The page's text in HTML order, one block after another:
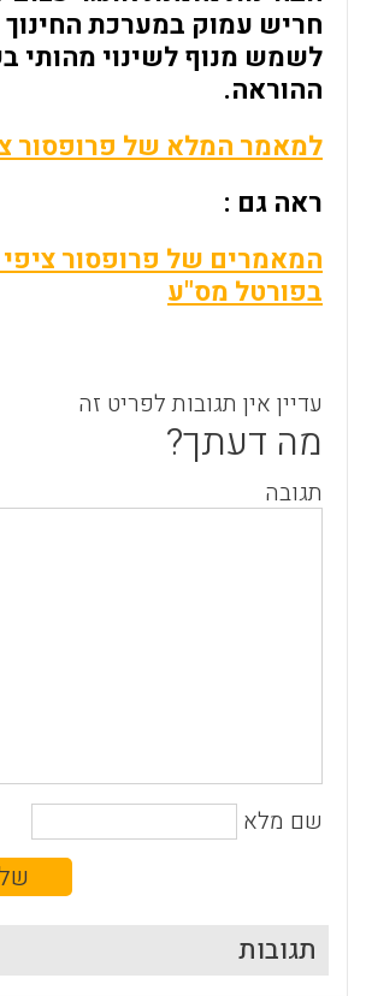
חריש עמוק במערכת החינוך
לשמש מנוף לשינוי מהותי
ההוראה.
למאמר המלא של פרופסור
ראה גם :
המאמרים של פרופסור ציפי
בפורטל מס"ע
עדיין אין תגובות לפריט זה
מה דעתך?
תגובה
שם מלא
תגובות